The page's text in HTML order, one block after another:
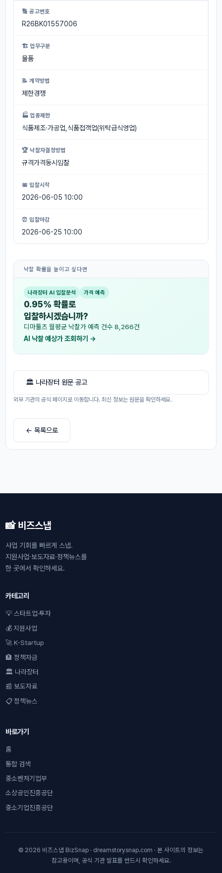
🔢 공고번호
R26BK01557006
🏗 업무구분
물품
📝 계약방법
제한경쟁
🏭 업종제한
식품제조·가공업,식품접객업(위탁급식영업)
🏆 낙찰자결정방법
규격가격동시입찰
📅 입찰시작
2026-06-05 10:00
⏰ 입찰마감
2026-06-25 10:00
낙찰 확률을 높이고 싶다면
나라장터 AI 입찰분석 가격 예측
0.95% 확률로
입찰하시겠습니까?
디마툴즈 월평균 낙찰가 예측 건수 8,266건
AI 낙찰 예상가 조회하기 →
🏛 나라장터 원문 공고
외부 기관의 공식 페이지로 이동합니다. 최신 정보는 원문을 확인하세요.
← 목록으로
📸 비즈스냅
사업 기회를 빠르게 스냅.
지원사업·보도자료·정책뉴스를
한 곳에서 확인하세요.
카테고리
💡 스타트업·투자
💰 지원사업
🚀 K-Startup
🏦 정책자금
🏛 나라장터
📰 보도자료
📋 정책뉴스
바로가기
홈
통합 검색
중소벤처기업부
소상공인진흥공단
중소기업진흥공단
© 2026 비즈스냅 BizSnap · dreamstorysnap.com · 본 사이트의 정보는
참고용이며, 공식 기관 발표를 반드시 확인하세요.